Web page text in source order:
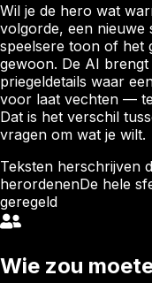
Wil je de hero wat
volgorde, een nieuwe
speelsere toon of het
gewoon. De AI
priegeldetails waar
voor laat vechten —
Dat is het verschil
vragen om wat je wilt.
Teksten herschrijven
herordenenDe hele
geregeld
Wie zou